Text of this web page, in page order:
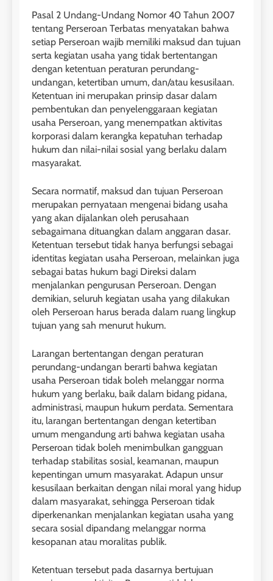
Pasal 2 Undang-Undang Nomor 40 Tahun 2007
tentang Perseroan Terbatas menyatakan bahwa
setiap Perseroan wajib memiliki maksud dan tujuan
serta kegiatan usaha yang tidak bertentangan
dengan ketentuan peraturan perundang-
undangan, ketertiban umum, dan/atau kesusilaan.
Ketentuan ini merupakan prinsip dasar dalam
pembentukan dan penyelenggaraan kegiatan
usaha Perseroan, yang menempatkan aktivitas
korporasi dalam kerangka kepatuhan terhadap
hukum dan nilai-nilai sosial yang berlaku dalam
masyarakat.
Secara normatif, maksud dan tujuan Perseroan
merupakan pernyataan mengenai bidang usaha
yang akan dijalankan oleh perusahaan
sebagaimana dituangkan dalam anggaran dasar.
Ketentuan tersebut tidak hanya berfungsi sebagai
identitas kegiatan usaha Perseroan, melainkan juga
sebagai batas hukum bagi Direksi dalam
menjalankan pengurusan Perseroan. Dengan
demikian, seluruh kegiatan usaha yang dilakukan
oleh Perseroan harus berada dalam ruang lingkup
tujuan yang sah menurut hukum.
Larangan bertentangan dengan peraturan
perundang-undangan berarti bahwa kegiatan
usaha Perseroan tidak boleh melanggar norma
hukum yang berlaku, baik dalam bidang pidana,
administrasi, maupun hukum perdata. Sementara
itu, larangan bertentangan dengan ketertiban
umum mengandung arti bahwa kegiatan usaha
Perseroan tidak boleh menimbulkan gangguan
terhadap stabilitas sosial, keamanan, maupun
kepentingan umum masyarakat. Adapun unsur
kesusilaan berkaitan dengan nilai moral yang hidup
dalam masyarakat, sehingga Perseroan tidak
diperkenankan menjalankan kegiatan usaha yang
secara sosial dipandang melanggar norma
kesopanan atau moralitas publik.
Ketentuan tersebut pada dasarnya bertujuan